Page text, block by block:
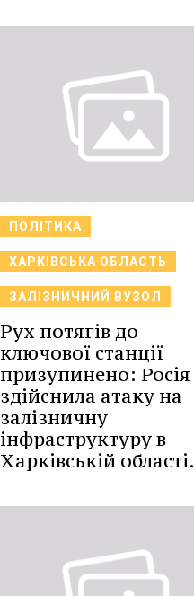
ПОЛІТИКА
ХАРКІВСЬКА ОБЛАСТЬ
ЗАЛІЗНИЧНИЙ ВУЗОЛ
Рух потягів до
ключової станції
призупинено: Росія
здійснила атаку на
залізничну
інфраструктуру в
Харківській області.